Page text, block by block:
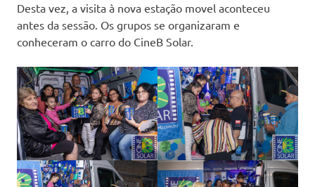
Desta vez, a visita à nova estação movel aconteceu
antes da sessão. Os grupos se organizaram e
conheceram o carro do CineB Solar.